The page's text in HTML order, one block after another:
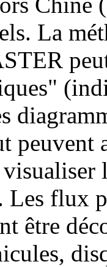
La
flux
être